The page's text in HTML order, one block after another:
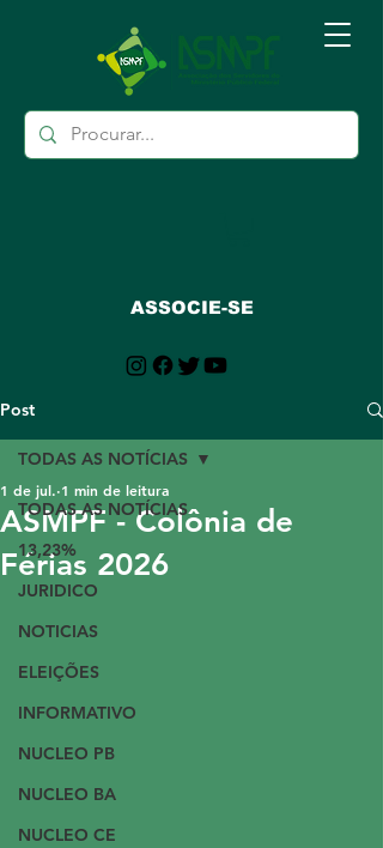
ASSOCIE-SE
Post
TODAS AS NOTÍCIAS
13,23%
JURIDICO
NOTICIAS
ELEIÇÕES
INFORMATIVO
NUCLEO PB
NUCLEO BA
NUCLEO CE
TODAS AS NOTÍCIAS
ASMPF - Colônia de
Férias 2026
1 de jul. 1 min de leitura